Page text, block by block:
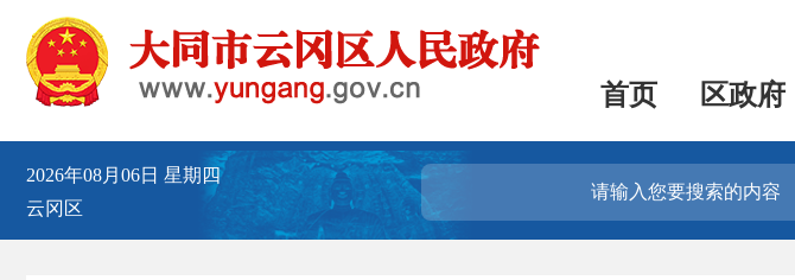
首页 区政府
2026年08月06日 星期四
云冈区